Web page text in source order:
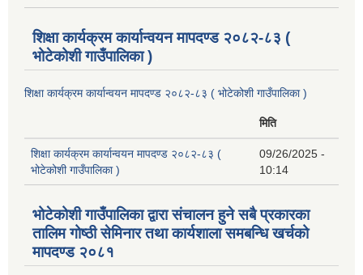
शिक्षा कार्यक्रम कार्यान्वयन मापदण्ड २०८२-८३ (
भोटेकोशी गाउँपालिका )
शिक्षा कार्यक्रम कार्यान्वयन मापदण्ड २०८२-८३ ( भोटेकोशी गाउँपालिका )
मिति
शिक्षा कार्यक्रम कार्यान्वयन मापदण्ड २०८२-८३ (
भोटेकोशी गाउँपालिका )
09/26/2025 -
10:14
भोटेकोशी गाउँपालिका द्वारा संचालन हुने सबै प्रकारका
तालिम गोष्ठी सेमिनार तथा कार्यशाला समबन्धि खर्चको
मापदण्ड २०८१